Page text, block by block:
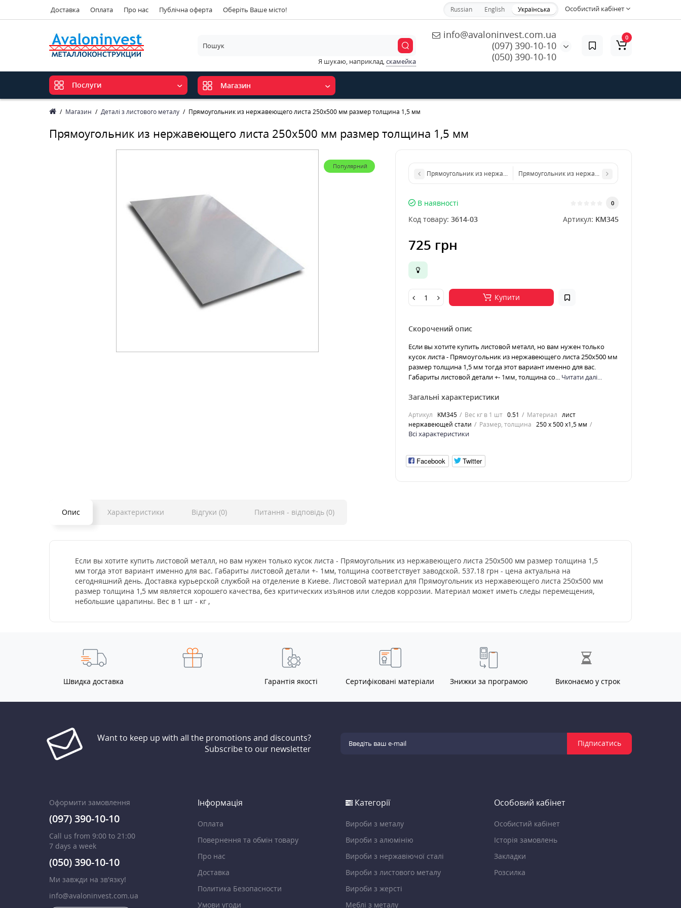
Доставка Оплата Про нас Публічна оферта Оберіть Ваше місто! Особистий кабінет
Russian English Українська
info@avaloninvest.com.ua
(097) 390-10-10
(050) 390-10-10
Я шукаю, наприклад,скамейка
0
Послуги Магазин
Магазин Деталі з листового металу Прямоугольник из нержавеющего листа 250х500 мм размер толщина 1,5 мм
Прямоугольник из нержавеющего листа 250х500 мм размер толщина 1,5 мм
Популярний
Прямоугольник из нержавеющего листа 200х300 мм размер толщина 1,5 мм
Прямоугольник из нержавеющего листа 500х1000
В наявності 0
Код товару: 3614-03 Артикул: KM345
725 грн
Купити
Скорочений опис
Если вы хотите купить листовой металл, но вам нужен только
кусок листа - Прямоугольник из нержавеющего листа 250х500 мм
размер толщина 1,5 мм тогда этот вариант именно для вас.
Габариты листовой детали +- 1мм, толщина со... Читати далі...
Загальні характеристики
Артикул KM345 Вес кг в 1 шт 0.51 Материал лист
нержавеющей стали
Размер, толщина 250 х 500 х1,5 мм
Всі характеристики
Facebook Twitter
Опис Характеристики Відгуки (0) Питання - відповідь (0)
Если вы хотите купить листовой металл, но вам нужен только кусок листа - Прямоугольник из нержавеющего листа 250х500 мм размер толщина 1,5
мм тогда этот вариант именно для вас. Габариты листовой детали +- 1мм, толщина соответствует заводской. 537.18 грн - цена актуальна на
сегодняшний день. Доставка курьерской службой на отделение в Киеве. Листовой материал для Прямоугольник из нержавеющего листа 250х500 мм
размер толщина 1,5 мм является хорошего качества, без критических изъянов или следов коррозии. Материал может иметь следы перемещения,
небольшие царапины. Вес в 1 шт - кг ,
Швидка доставка Гарантія якості Сертифіковані матеріали Знижки за програмою Виконаємо у строк
Want to keep up with all the promotions and discounts?
Subscribe to our newsletter
Підписатись
Оформити замовлення
(097) 390-10-10
Call us from 9:00 to 21:00
7 days a week
(050) 390-10-10
Ми завжди на зв'язку!
info@avaloninvest.com.ua
Інформація
Оплата
Повернення та обмін товару
Про нас
Доставка
Политика Безопасности
Умови угоди
Категорії
Вироби з металу
Вироби з алюмінію
Вироби з нержавіючої сталі
Вироби з листового металу
Вироби з жерсті
Меблі з металу
Особовий кабінет
Особистий кабінет
Історія замовлень
Закладки
Розсилка